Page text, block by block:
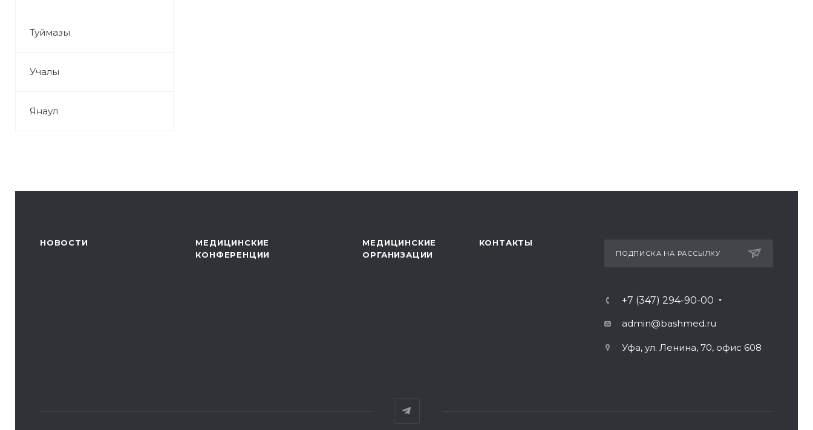
Туймазы
Учалы
Янаул
НОВОСТИ
МЕДИЦИНСКИЕ
КОНФЕРЕНЦИИ
МЕДИЦИНСКИЕ
ОРГАНИЗАЦИИ
КОНТАКТЫ
ПОДПИСКА НА РАССЫЛКУ
+7 (347) 294-90-00
admin@bashmed.ru
Уфа, ул. Ленина, 70, офис 608